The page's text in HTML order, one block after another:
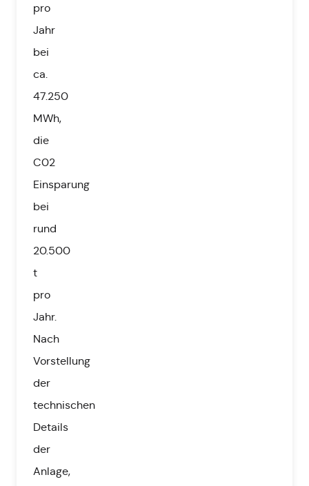
pro
Jahr
bei
ca.
47.250
MWh,
die
C02
Einsparung
bei
rund
20.500
t
pro
Jahr.
Nach
Vorstellung
der
technischen
Details
der
Anlage,